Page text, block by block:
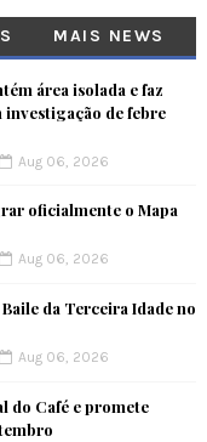
MAIS NEWS
área isolada e faz
investigação de febre
Aug 06, 2026
oficialmente o Mapa
Aug 06, 2026
da Terceira Idade no
Aug 06, 2026
do Café e promete